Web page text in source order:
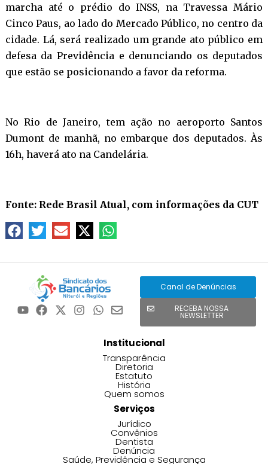
marcha até o prédio do INSS, na Travessa Mário
Cinco Paus, ao lado do Mercado Público, no centro da
cidade. Lá, será realizado um grande ato público em
defesa da Previdência e denunciando os deputados
que estão se posicionando a favor da reforma.
No Rio de Janeiro, tem ação no aeroporto Santos
Dumont de manhã, no embarque dos deputados. Às
16h, haverá ato na Candelária.
Fonte: Rede Brasil Atual, com informações da CUT
Canal de Denúncias
RECEBA NOSSA
NEWSLETTER
Institucional
Transparência
Diretoria
Estatuto
História
Quem somos
Serviços
Jurídico
Convênios
Dentista
Denúncia
Saúde, Previdência e Segurança